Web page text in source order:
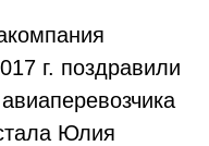
г. поздравили
Юлия